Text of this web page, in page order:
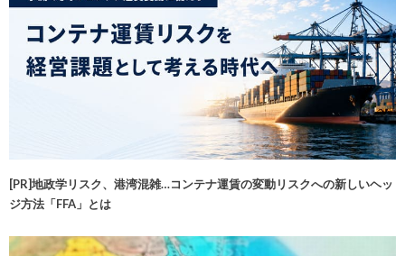
[PR]地政学リスク、港湾混雑…コンテナ運賃の変動リスクへの新しいヘッ
ジ方法「FFA」とは